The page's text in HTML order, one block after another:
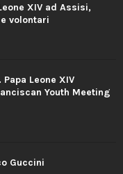
XIV ad Assisi,
volontari
Leone XIV
Youth Meeting
Guccini